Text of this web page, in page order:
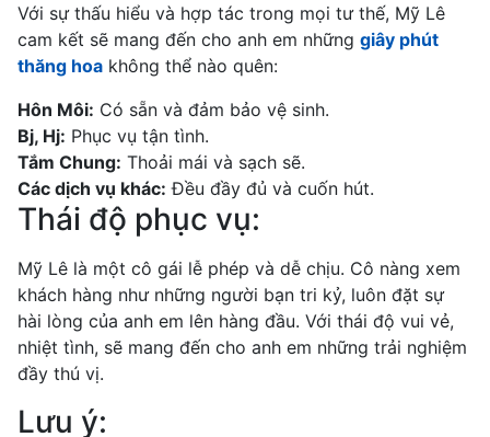
Với sự thấu hiểu và hợp tác trong mọi tư thế, Mỹ Lê
cam kết sẽ mang đến cho anh em những giây phút
thăng hoa không thể nào quên:
Hôn Môi: Có sẵn và đảm bảo vệ sinh.
Bj, Hj: Phục vụ tận tình.
Tắm Chung: Thoải mái và sạch sẽ.
Các dịch vụ khác: Đều đầy đủ và cuốn hút.
Thái độ phục vụ:
Mỹ Lê là một cô gái lễ phép và dễ chịu. Cô nàng xem
khách hàng như những người bạn tri kỷ, luôn đặt sự
hài lòng của anh em lên hàng đầu. Với thái độ vui vẻ,
nhiệt tình, sẽ mang đến cho anh em những trải nghiệm
đầy thú vị.
Lưu ý: